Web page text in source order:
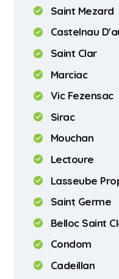
Saint Mezard
Castelnau
Saint Clar
Marciac
Vic Fezensac
Sirac
Mouchan
Lectoure
Lasseube
Saint Germe
Belloc Saint
Condom
Cadeillan